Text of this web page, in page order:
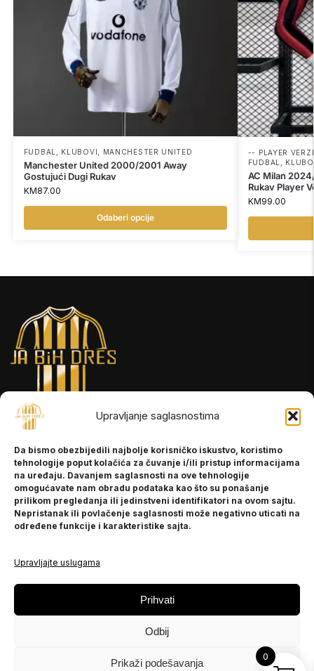
Upravljanje saglasnostima
Da bismo obezbijedili najbolje korisničko iskustvo, koristimo
tehnologije poput kolačića za čuvanje i/ili pristup informacijama
na uređaju. Davanjem saglasnosti na ove tehnologije
omogućavate nam obradu podataka kao što su ponašanje
prilikom pregledanja ili jedinstveni identifikatori na ovom sajtu.
Nepristanak ili povlačenje saglasnosti može negativno uticati na
određene funkcije i karakteristike sajta.
Upravljajte uslugama
Prihvati
Odbij
Prikaži podešavanja
FUDBAL KLUBOVI MANCHESTER UNITED
Manchester United 2000/2001 Away
Gostujući Dugi Rukav
KM87.00
Odaberi opcije
-- PLAYER
FUDBAL
AC Milan
Rukav Player
KM99.00
INFORMACIJE
O nama
Kontakt
POMOĆ
Politika privatnosti
PRATITE NAS
Instagram
0